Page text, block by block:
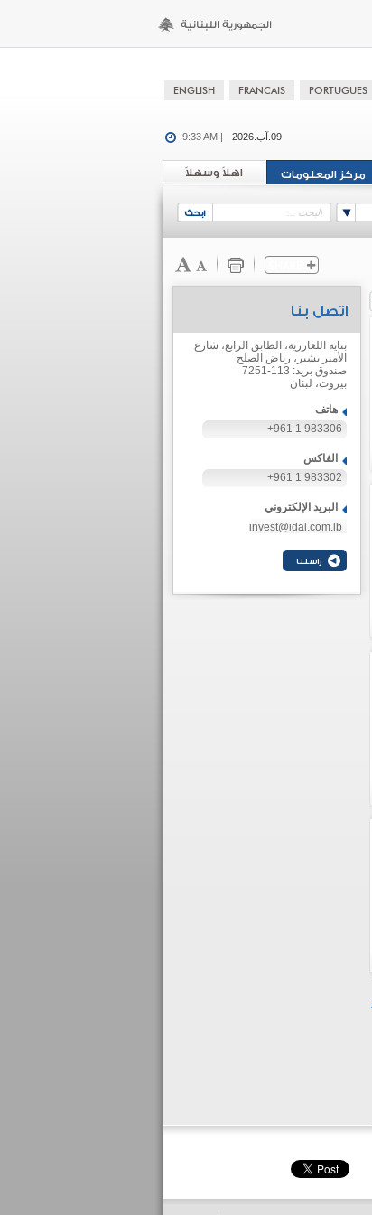
09.آب.2026 9:33 AM |
اهلاً وسهلاً مركز المعلومات
اتصل بنا
بناية اللعازرية، الطابق الرابع، شارع
الأمير بشير، رياض الصلح
صندوق بريد: 113-7251
بيروت، لبنان
هاتف
+961 1 983306
الفاكس
+961 1 983302
البريد الإلكتروني
invest@idal.com.lb